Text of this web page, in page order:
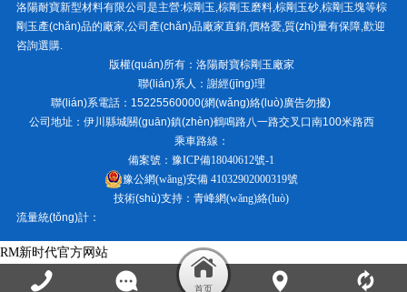
洛陽耐寶新型材料有限公司 是主營:棕剛玉,棕剛玉磨料,棕剛玉砂,棕剛玉塊等棕
剛玉產(chǎn)品的廠家,公司產(chǎn)品廠家直銷,價格憂,質(zhì)量有保障,歡迎
咨詢選購.
版權(quán)所有： 洛陽耐寶棕剛玉廠家
聯(lián)系人：謝經(jīng)理
聯(lián)系電話：15225560000(網(wǎng)絡(luò)廣告勿擾)
公司地址：伊川縣城關(guān)鎮(zhèn)鶴鳴路八一路交叉口南100米路西
乘車路線：
備案號：豫ICP備18040612號-1
豫公網(wǎng)安備 41032902000319號
技術(shù)支持：青峰網(wǎng)絡(luò)
流量統(tǒng)計：
RM新时代官方网站